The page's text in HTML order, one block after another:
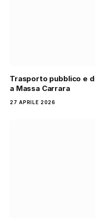
Trasporto pubblico e
a Massa Carrara
27 APRILE 2026